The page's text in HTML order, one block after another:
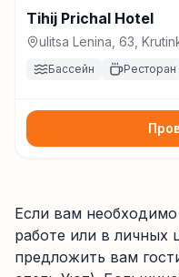
Tihij Prichal Hotel
ulitsa Lenina, 63,
Бассейн Ресторан
Если вам
работе или в личных
предложить вам